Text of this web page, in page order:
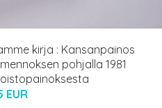
kirja : Kansanpainos
pohjalla 1981
EUR